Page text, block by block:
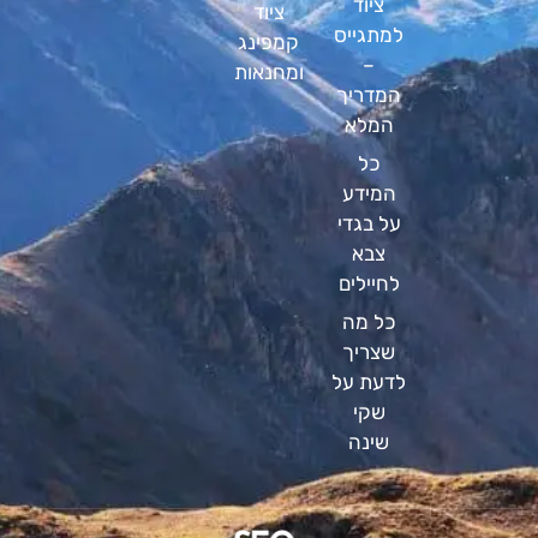
למתגייס
המדריך
המלא
המידע
על בגדי
לחיילים
כל מה
שצריך
לדעת על
שינה
ציוד
קמפינג
ומחנאות